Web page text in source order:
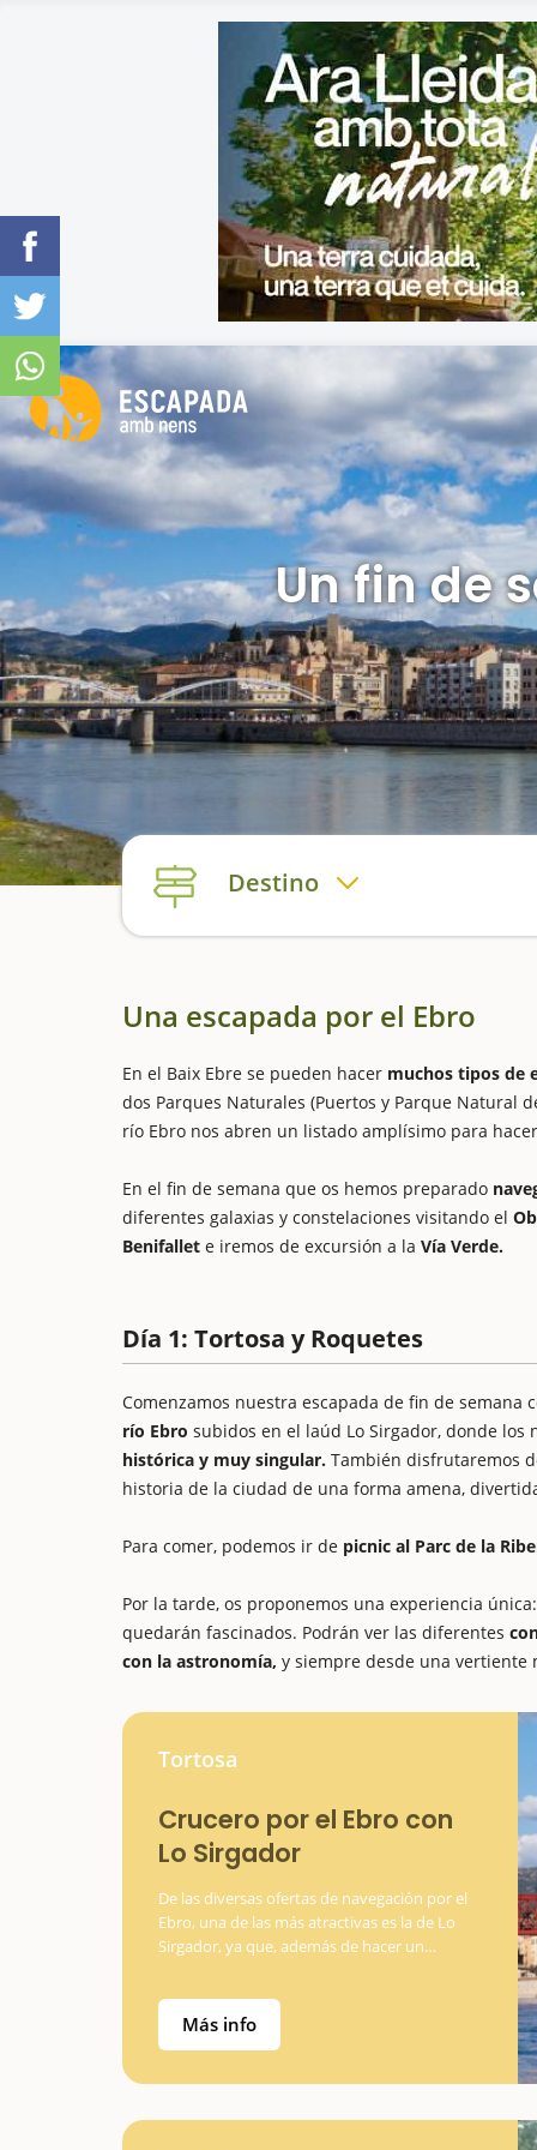
Un fin de
Destino
Una escapada por el Ebro
En el Baix Ebre se pueden hacer muchos tipos de
dos Parques Naturales (Puertos y Parque Natural
río Ebro nos abren un listado amplísimo para
En el fin de semana que os hemos preparado
diferentes galaxias y constelaciones visitando el
Benifallet e iremos de excursión a la Vía Verde.
Día 1: Tortosa y Roquetes
Comenzamos nuestra escapada de fin de semana
río Ebro subidos en el laúd Lo Sirgador, donde
histórica y muy singular. También disfrutaremos
historia de la ciudad de una forma amena,
Para comer, podemos ir de picnic al Parc de la
Por la tarde, os proponemos una experiencia única:
quedarán fascinados. Podrán ver las diferentes
con la astronomía, y siempre desde una vertiente
Tortosa
Crucero por el Ebro con
Lo Sirgador
De las diversas ofertas de navegación por el
Ebro, una de las más atractivas es la de Lo
Sirgador, ya que, además de hacer un
Más info